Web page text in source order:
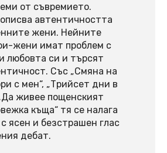
от съвремието.
автентичността
жени. Нейните
жени имат проблем с
любовта си и търсят
Със „Смяна на
с мен“, „Трийсет дни в
живее пощенският
къща“ тя се налага
ясен и безстрашен глас
дебат.